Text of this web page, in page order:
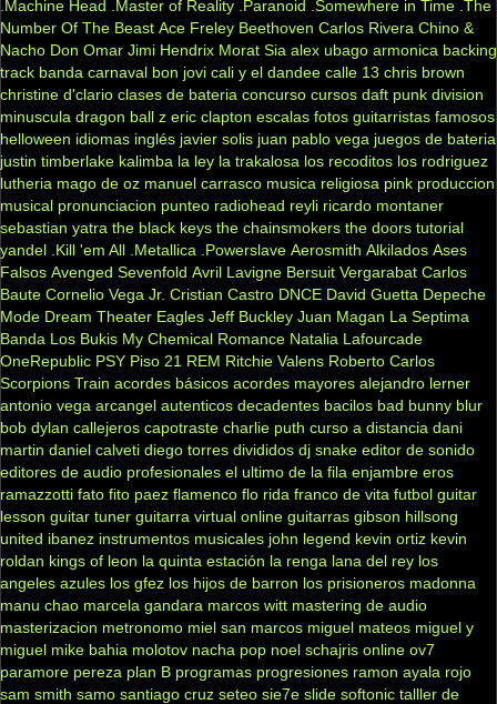
.Machine Head .Master of Reality .Paranoid .Somewhere in Time .The
Number Of The Beast Ace Freley Beethoven Carlos Rivera Chino &
Nacho Don Omar Jimi Hendrix Morat Sia alex ubago armonica backing
track banda carnaval bon jovi cali y el dandee calle 13 chris brown
christine d'clario clases de bateria concurso cursos daft punk division
minuscula dragon ball z eric clapton escalas fotos guitarristas famosos
helloween idiomas inglés javier solis juan pablo vega juegos de bateria
justin timberlake kalimba la ley la trakalosa los recoditos los rodriguez
lutheria mago de oz manuel carrasco musica religiosa pink produccion
musical pronunciacion punteo radiohead reyli ricardo montaner
sebastian yatra the black keys the chainsmokers the doors tutorial
yandel .Kill 'em All .Metallica .Powerslave Aerosmith Alkilados Ases
Falsos Avenged Sevenfold Avril Lavigne Bersuit Vergarabat Carlos
Baute Cornelio Vega Jr. Cristian Castro DNCE David Guetta Depeche
Mode Dream Theater Eagles Jeff Buckley Juan Magan La Septima
Banda Los Bukis My Chemical Romance Natalia Lafourcade
OneRepublic PSY Piso 21 REM Ritchie Valens Roberto Carlos
Scorpions Train acordes básicos acordes mayores alejandro lerner
antonio vega arcangel autenticos decadentes bacilos bad bunny blur
bob dylan callejeros capotraste charlie puth curso a distancia dani
martin daniel calveti diego torres divididos dj snake editor de sonido
editores de audio profesionales el ultimo de la fila enjambre eros
ramazzotti fato fito paez flamenco flo rida franco de vita futbol guitar
lesson guitar tuner guitarra virtual online guitarras gibson hillsong
united ibanez instrumentos musicales john legend kevin ortiz kevin
roldan kings of leon la quinta estación la renga lana del rey los
angeles azules los gfez los hijos de barron los prisioneros madonna
manu chao marcela gandara marcos witt mastering de audio
masterizacion metronomo miel san marcos miguel mateos miguel y
miguel mike bahia molotov nacha pop noel schajris online ov7
paramore pereza plan B programas progresiones ramon ayala rojo
sam smith samo santiago cruz seteo sie7e slide softonic talller de